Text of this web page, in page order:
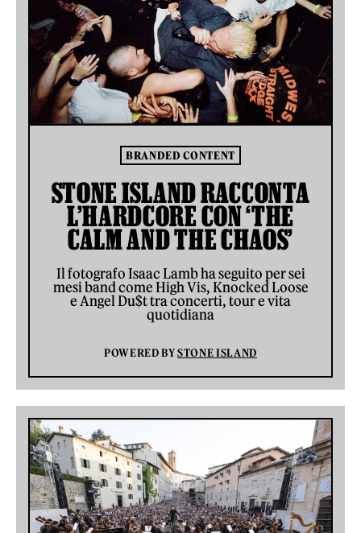
BRANDED CONTENT
STONE ISLAND RACCONTA
L’HARDCORE CON ‘THE
CALM AND THE CHAOS’
Il fotografo Isaac Lamb ha seguito per sei
mesi band come High Vis, Knocked Loose
e Angel Du$t tra concerti, tour e vita
quotidiana
POWERED BYSTONE ISLAND